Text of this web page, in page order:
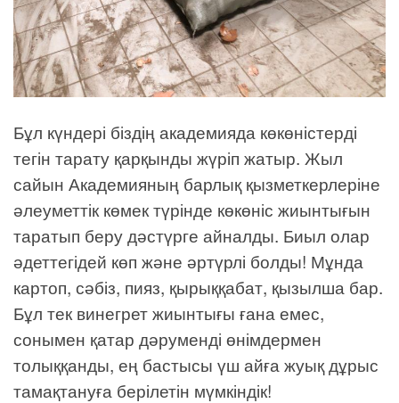
Бұл күндері біздің академияда көкөністерді
тегін тарату қарқынды жүріп жатыр. Жыл
сайын Академияның барлық қызметкерлеріне
әлеуметтік көмек түрінде көкөніс жиынтығын
таратып беру дәстүрге айналды. Биыл олар
әдеттегідей көп және әртүрлі болды! Мұнда
картоп, сәбіз, пияз, қырыққабат, қызылша бар.
Бұл тек винегрет жиынтығы ғана емес,
сонымен қатар дәруменді өнімдермен
толыққанды, ең бастысы үш айға жуық дұрыс
тамақтануға берілетін мүмкіндік!